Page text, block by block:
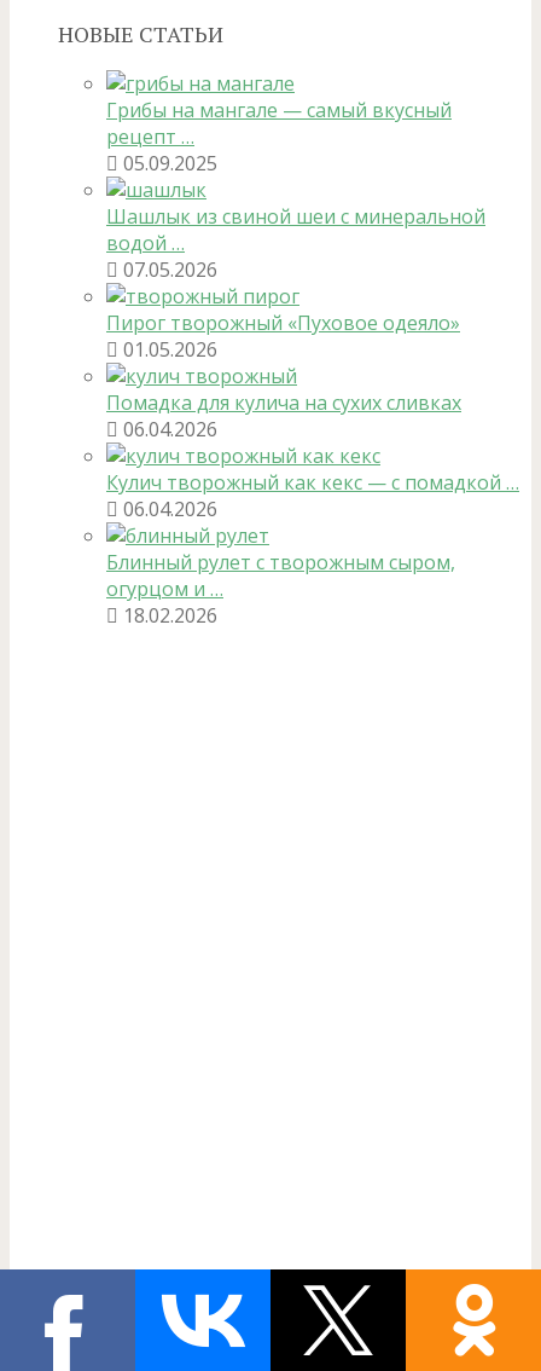
НОВЫЕ СТАТЬИ
Грибы на мангале — самый вкусный
рецепт …
05.09.2025
Шашлык из свиной шеи с минеральной
водой …
07.05.2026
Пирог творожный «Пуховое одеяло»
01.05.2026
Помадка для кулича на сухих сливках
06.04.2026
Кулич творожный как кекс — с помадкой …
06.04.2026
Блинный рулет с творожным сыром,
огурцом и …
18.02.2026